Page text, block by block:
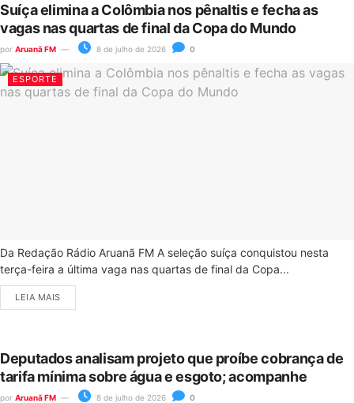
Suíça elimina a Colômbia nos pênaltis e fecha as
vagas nas quartas de final da Copa do Mundo
por Aruanã FM 8 de julho de 2026 0
ESPORTE
Da Redação Rádio Aruanã FM A seleção suíça conquistou nesta
terça-feira a última vaga nas quartas de final da Copa...
LEIA MAIS
Deputados analisam projeto que proíbe cobrança de
tarifa mínima sobre água e esgoto; acompanhe
por Aruanã FM 8 de julho de 2026 0